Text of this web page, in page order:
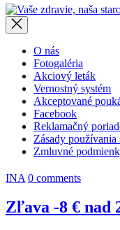
O nás
Fotogaléria
Akciový leták
Vernostný systém
Akceptované
Facebook
Reklamačný
Zásady
Zmluvné
INA 0 comments
Zľava -8 € nad